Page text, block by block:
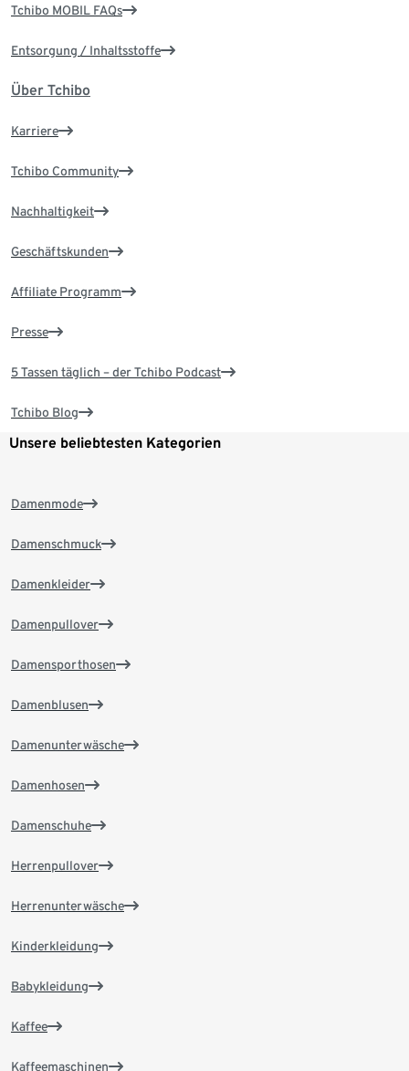
Tchibo MOBIL FAQs
Entsorgung / Inhaltsstoffe
Über Tchibo
Karriere
Tchibo Community
Nachhaltigkeit
Geschäftskunden
Affiliate Programm
Presse
5 Tassen täglich – der Tchibo Podcast
Tchibo Blog
Unsere beliebtesten Kategorien
Damenmode
Damenschmuck
Damenkleider
Damenpullover
Damensporthosen
Damenblusen
Damenunterwäsche
Damenhosen
Damenschuhe
Herrenpullover
Herrenunterwäsche
Kinderkleidung
Babykleidung
Kaffee
Kaffeemaschinen